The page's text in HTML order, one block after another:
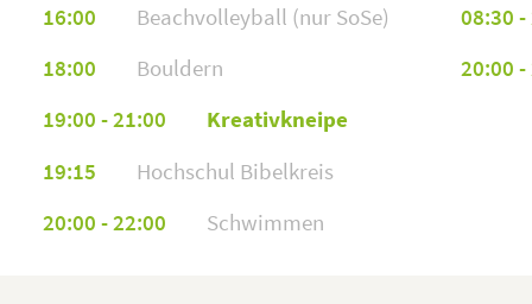
16:00
Beachvolleyball (nur SoSe)
18:00
Bouldern
19:00 - 21:00
Kreativkneipe
19:15
Hochschul Bibelkreis
20:00 - 22:00
Schwimmen
08:30
20:00